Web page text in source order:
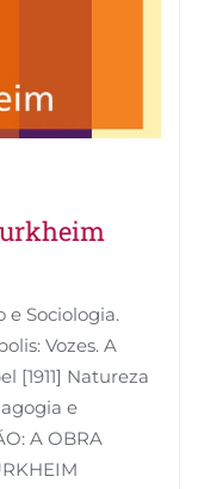
e Sociologia.
Vozes. A
[1911] Natureza
e
A OBRA